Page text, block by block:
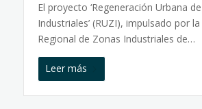
El proyecto ‘Regeneración Urbana
Industriales’ (RUZI), impulsado por
Regional de Zonas Industriales de…
Leer más